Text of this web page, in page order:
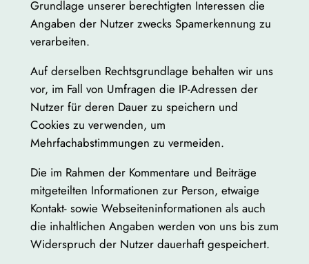
Grundlage unserer berechtigten Interessen die
Angaben der Nutzer zwecks Spamerkennung zu
verarbeiten.
Auf derselben Rechtsgrundlage behalten wir uns
vor, im Fall von Umfragen die IP-Adressen der
Nutzer für deren Dauer zu speichern und
Cookies zu verwenden, um
Mehrfachabstimmungen zu vermeiden.
Die im Rahmen der Kommentare und Beiträge
mitgeteilten Informationen zur Person, etwaige
Kontakt- sowie Webseiteninformationen als auch
die inhaltlichen Angaben werden von uns bis zum
Widerspruch der Nutzer dauerhaft gespeichert.